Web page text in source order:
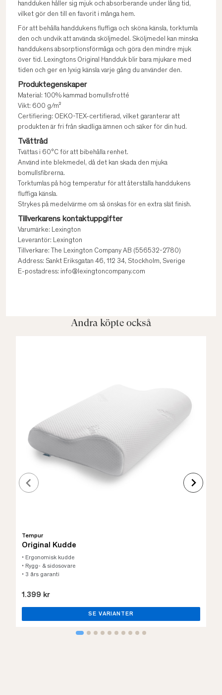
handduken håller sig mjuk och absorberande under lång tid,
vilket gör den till en favorit i många hem.
För att behålla handdukens fluffiga och sköna känsla, torktumla
den och undvik att använda sköljmedel. Sköljmedel kan minska
handdukens absorptionsförmåga och göra den mindre mjuk
över tid. Lexingtons Original Handduk blir bara mjukare med
tiden och ger en lyxig känsla varje gång du använder den.
Produktegenskaper
Material: 100% kammad bomullsfrotté
Vikt: 600 g/m²
Certifiering: OEKO-TEX-certifierad, vilket garanterar att
produkten är fri från skadliga ämnen och säker för din hud.
Tvättråd
Tvättas i 60°C för att bibehålla renhet.
Använd inte blekmedel, då det kan skada den mjuka
bomullsfibrerna.
Torktumlas på hög temperatur för att återställa handdukens
fluffiga känsla.
Strykes på medelvärme om så önskas för en extra slät finish.
Tillverkarens kontaktuppgifter
Varumärke: Lexington
Leverantör: Lexington
Tillverkare: The Lexington Company AB (556532-2780)
Address: Sankt Eriksgatan 46, 112 34, Stockholm, Sverige
E-postadress: info@lexingtoncompany.com
Andra köpte också
Tempur
Original Kudde
• Ergonomisk kudde
• Rygg- & sidosovare
• 3 års garanti
1.399 kr
SE VARIANTER